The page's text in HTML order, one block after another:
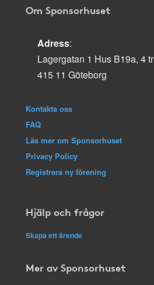
Om Sponsorhuset
Adress:
Lagergatan 1 Hus B19a, 4 tr
415 11 Göteborg
Kontakta oss
FAQ
Läs mer om Sponsorhuset
Privacy Policy
Registrera ny förening
Hjälp och frågor
Skapa ett ärende
Mer av Sponsorhuset